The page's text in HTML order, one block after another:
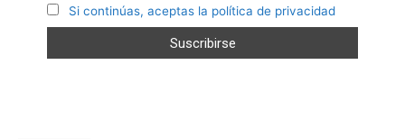
Si continúas, aceptas la política de privacidad